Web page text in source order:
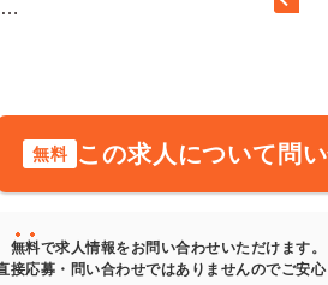
無料 この求人について問
無料で求人情報をお問い合わせいただけます。
接応募・問い合わせではありませんのでご安心